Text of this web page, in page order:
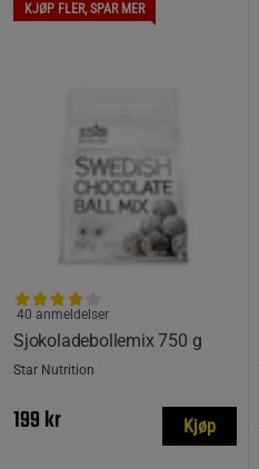
KJØP FLER, SPAR MER
Sjokoladebollemix 750 g
40 anmeldelser
Star Nutrition
199 kr Kjøp